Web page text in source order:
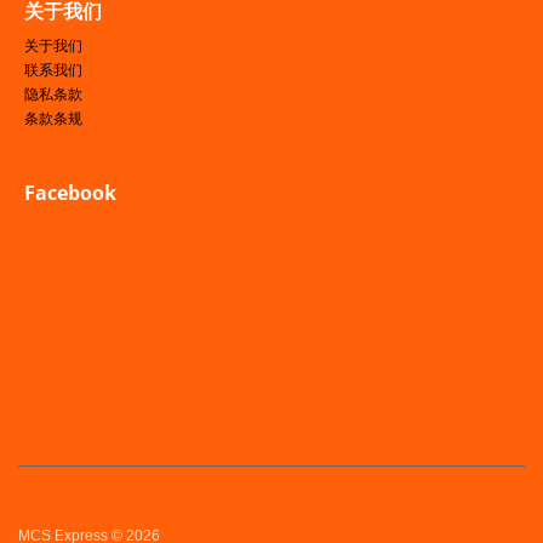
关于我们
关于我们
联系我们
隐私条款
条款条规
Facebook
MCS Express © 2026